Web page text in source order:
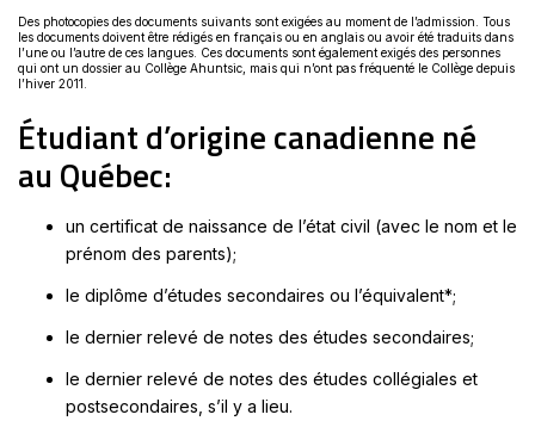
Des photocopies des documents suivants sont exigées au moment de l’admission. Tous
les documents doivent être rédigés en français ou en anglais ou avoir été traduits dans
l’une ou l’autre de ces langues. Ces documents sont également exigés des personnes
qui ont un dossier au Collège Ahuntsic, mais qui n’ont pas fréquenté le Collège depuis
l’hiver 2011.
Étudiant d’origine canadienne né
au Québec:
un certificat de naissance de l’état civil (avec le nom et le
prénom des parents);
le diplôme d’études secondaires ou l’équivalent*;
le dernier relevé de notes des études secondaires;
le dernier relevé de notes des études collégiales et
postsecondaires, s’il y a lieu.